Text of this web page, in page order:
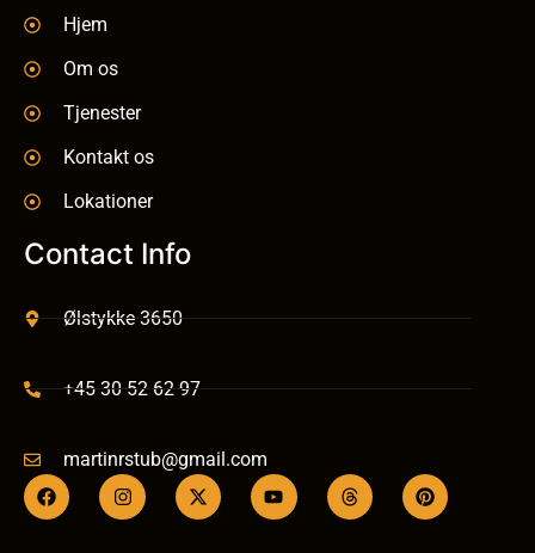
Hjem
Om os
Tjenester
Kontakt os
Lokationer
Contact Info
Ølstykke 3650
+45 30 52 62 97
martinrstub@gmail.com